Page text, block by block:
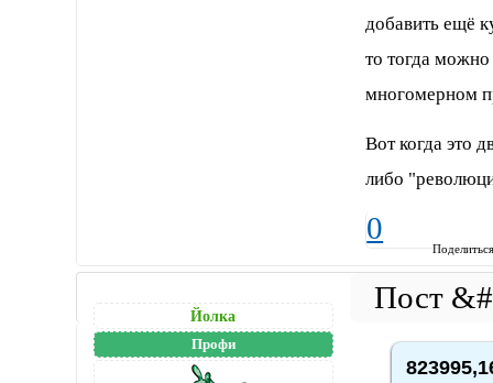
добавить ещё
то тогда можно
многомерном
Вот когда это
либо
0
Йолка
Профи